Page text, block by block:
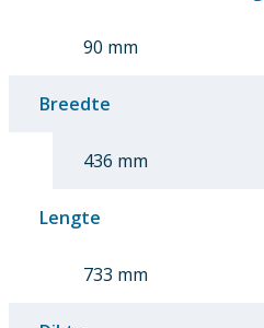
90 mm
Breedte
436 mm
Lengte
733 mm